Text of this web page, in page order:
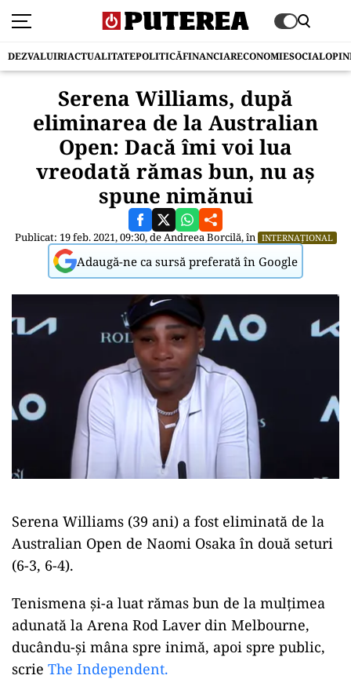
DEZVALUIRIACTUALITATEPOLITICĂFINANCIARECONOMIESOCIAL
Serena Williams, după
eliminarea de la Australian
Open: Dacă îmi voi lua
vreodată rămas bun, nu aș
spune nimănui
Publicat: 19 feb. 2021, 09:30, deAndreea Borcilă, în INTERNAȚIONAL
Adaugă-ne ca sursă preferată în Google
Serena Williams (39 ani) a fost eliminată de la
Australian Open de Naomi Osaka în două seturi
(6-3, 6-4).
Tenismena și-a luat rămas bun de la mulțimea
adunată la Arena Rod Laver din Melbourne,
ducându-și mâna spre inimă, apoi spre public,
scrie The Independent.